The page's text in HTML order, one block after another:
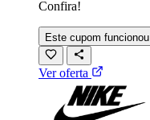
Confira!
Este cupom funcionou
Ver oferta